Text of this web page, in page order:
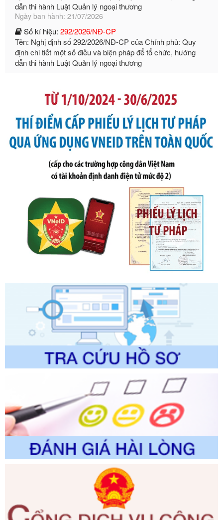
Số kí hiệu:292/2026/NĐ-CP
Tên: Nghị định số 292/2026/NĐ-CP của Chính phủ: Quy
định chi tiết một số điều và biện pháp để tổ chức, hướng
dẫn thi hành Luật Quản lý ngoại thương
Ngày ban hành: 21/07/2026
Số kí hiệu:105/2026/TT-BTC
2019 của Bộ trưởng Bộ Tài chính hướng dẫn thực hiện xử
phạt vi phạm hành chính trong lĩnh vực kho bạc nhà nước
Ngày ban hành: 21/07/2026
Số kí hiệu:291/2026/NĐ-CP
Tên: Nghị định số 291/2026/NĐ-CP của Chính phủ: Sửa
đổi, bổ sung một số điều của Nghị định số 125/2020/NĐ-СР
ngày 19 tháng 10 năm 2020 của Chính phủ quy định xử
phạt vi phạm hành chính về thuế, hóa đơn được sửa đổi, bổ
sung bởi Nghị định số 102/2021/NĐ-CP
Số kí hiệu:2303/QĐ-UBND
Tên: Quyết định công bố Danh mục thủ tục hành chính mới
ban hành, được sửa đổi, bổ sung, bị bãi bỏ và phê duyệt
Quy trình nội bộ, quy trình điện tử giải quyết thủ tục hành
chính trong một số lĩnh vực thuộc phạm vi chức năng quản
lý của Sở Văn hóa, Thể tha
Số kí hiệu:2304/QĐ-UBND
Tên: Quyết định công bố Danh mục thủ tục hành chính
được sửa đổi, bổ sung và phê duyệt Quy trình nội bộ, quy
trình điện tử giải quyết thủ tục hành chính trong lĩnh vực Du
lịch thuộc phạm vi chức năng quản lý của Sở Văn hóa, Thể
thao và Du lịch
Ngày ban hành: 01/06/2026
Số kí hiệu:2310/QĐ-UBND
Tên: Về việc công bố Danh mục thủ tục hành chính sửa
đổi, bổ sung và phê duyệt Quy trình nội bộ, quy trình điện tử
trong giải quyết thủtục hành chính lĩnh vực biến đổi khí hậu
thuộc phạm vi giải quyết của Sở Nông nghiệp và Môi
trường
Ngày ban hành: 01/06/2026
Số kí hiệu:2300/QĐ-UBND
Tên: V/v công bố danh mục thủ tục hành chính được sửa
đổi, bổ sung và phê duyệt quy trình nội bộ, quy trình điện tử
giải quyết thủ tục hành chính trong lĩnh vực Luật sư thuộc
phạm vi chức năng quản lý của Sở Tư pháp
Ngày ban hành: 01/06/2026
Số kí hiệu:
351/2025/NĐ-CP